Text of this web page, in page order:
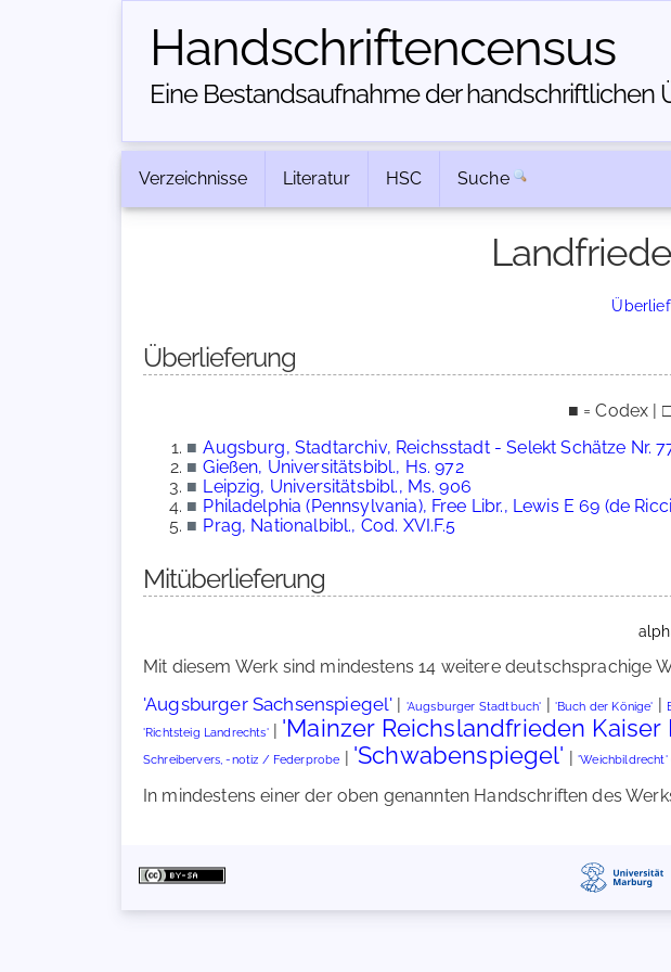
Handschriften­census
Eine Bestandsaufnahme der
Verzeichnisse Literatur HSC Suche
Überlieferung
■ = Codex |
■ Augsburg, Stadtarchiv, Reichsstadt - Selekt Schätze Nr.
■ Gießen, Universitätsbibl., Hs. 972
■ Leipzig, Universitätsbibl., Ms. 906
■ Philadelphia (Pennsylvania), Free Libr., Lewis E 69 (de
■ Prag, Nationalbibl., Cod. XVI.F.5
Mitüberlieferung
Mit diesem Werk sind mindestens 14 weitere deutschsprachige
'Augsburger Sachsenspiegel' | 'Augsburger Stadtbuch' | 'Buch der Könige' |
'Richtsteig Landrechts'| 'Mainzer Reichslandfrieden Kaiser
Schreibervers, -notiz / Federprobe | 'Schwabenspiegel' |'Weichbildrecht'
In mindestens einer der oben genannten Handschriften des